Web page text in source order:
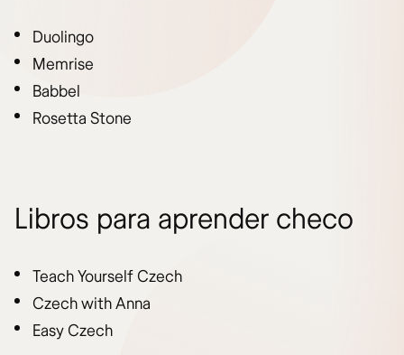
Duolingo
Memrise
Babbel
Rosetta Stone
Libros para aprender checo
Teach Yourself Czech
Czech with Anna
Easy Czech